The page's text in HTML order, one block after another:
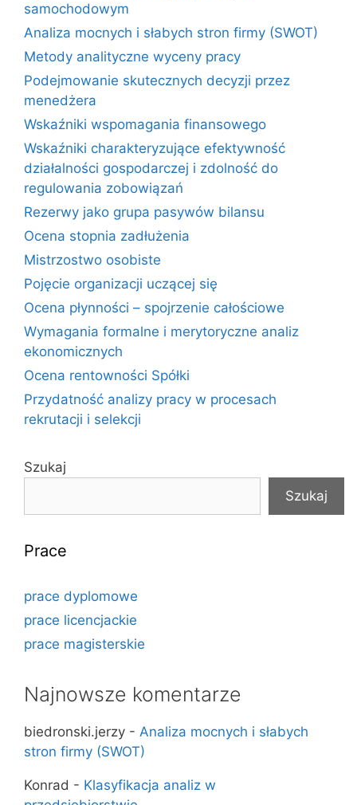
samochodowym
Analiza mocnych i słabych stron firmy (SWOT)
Metody analityczne wyceny pracy
Podejmowanie skutecznych decyzji przez
menedżera
Wskaźniki wspomagania finansowego
Wskaźniki charakteryzujące efektywność
działalności gospodarczej i zdolność do
regulowania zobowiązań
Rezerwy jako grupa pasywów bilansu
Ocena stopnia zadłużenia
Mistrzostwo osobiste
Pojęcie organizacji uczącej się
Ocena płynności – spojrzenie całościowe
Wymagania formalne i merytoryczne analiz
ekonomicznych
Ocena rentowności Spółki
Przydatność analizy pracy w procesach
rekrutacji i selekcji
Szukaj
Szukaj
Prace
prace dyplomowe
prace licencjackie
prace magisterskie
Najnowsze komentarze
biedronski.jerzy - Analiza mocnych i słabych
stron firmy (SWOT)
Konrad - Klasyfikacja analiz w